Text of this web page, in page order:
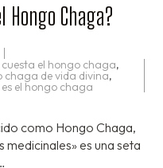
Hongo Chaga?
el hongo chaga,
chaga de vida divina,
el hongo chaga
como Hongo Chaga,
es una seta